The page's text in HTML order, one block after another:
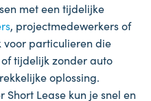
met een tijdelijke
, projectmedewerkers of
voor particulieren die
tijdelijk zonder auto
oplossing.
Lease kun je snel en